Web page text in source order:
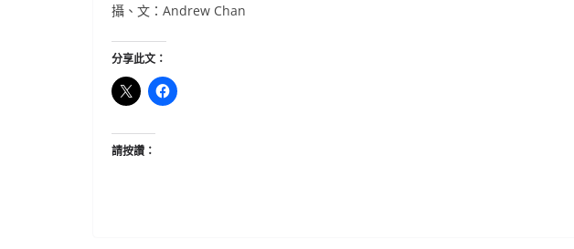
攝、文：Andrew Chan
分享此文：
請按讚：